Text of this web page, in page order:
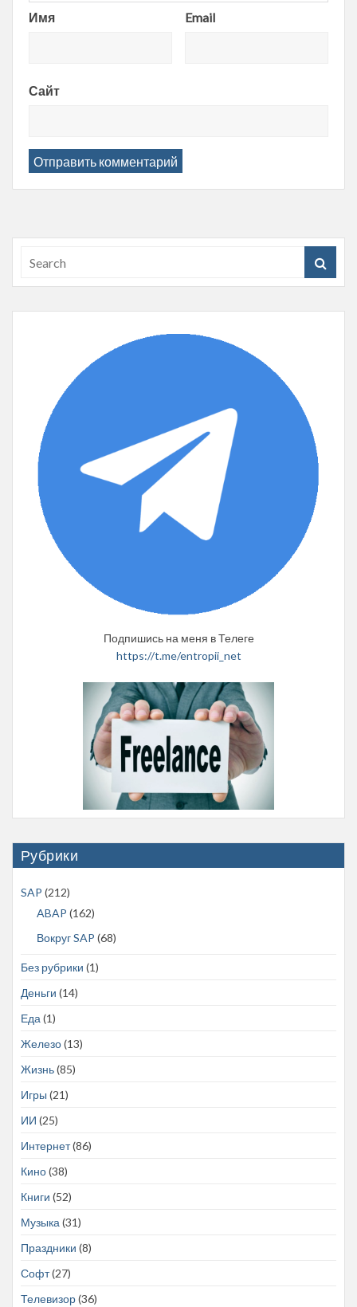
Имя Email
Сайт
Подпишись на меня в Телеге
https://t.me/entropii_net
Рубрики
SAP (212)
ABAP (162)
Вокруг SAP (68)
Без рубрики (1)
Деньги (14)
Еда(1)
Железо(13)
Жизнь(85)
Игры (21)
ИИ (25)
Интернет(86)
Кино(38)
Книги (52)
Музыка(31)
Праздники (8)
Софт(27)
Телевизор(36)